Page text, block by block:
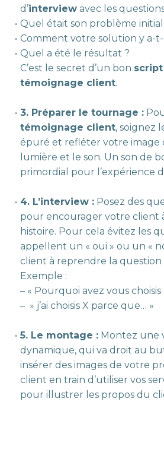
d’interview avec les
Quel était son problème initial
Comment votre solution y a-
Quel a été le résultat ?
C’est le secret d’un bon
témoignage client.
3. Préparer le tournage :
témoignage client, soignez
épuré et refléter votre image
lumière et le son. Un son de
primordial pour l’expérience
4. L’interview :Posez des
pour encourager votre client
histoire. Pour cela évitez les
appellent un « oui » ou un «
client à reprendre la
Exemple :
– « Pourquoi avez vous choisis
– » j’ai choisis X parce que… »
5. Le montage :Montez une
dynamique, qui va droit au
insérer des images de votre
client en train d’utiliser vos
pour illustrer les propos du